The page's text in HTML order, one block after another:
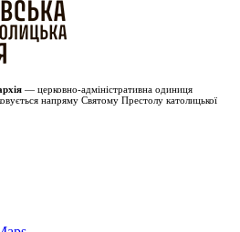
— церковно-адміністративна одиниця
напряму Святому Престолу католицької